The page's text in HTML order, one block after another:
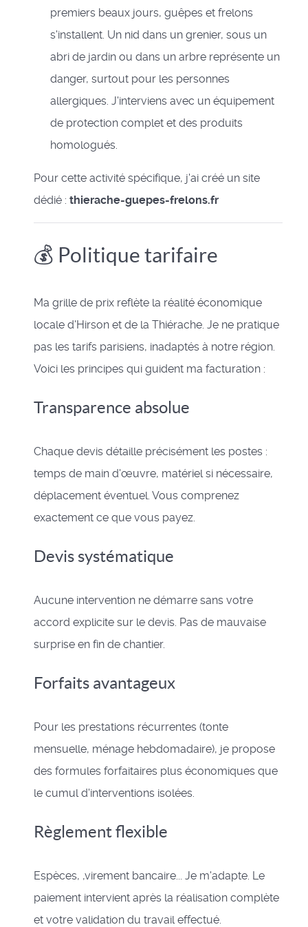
premiers beaux jours, guêpes et frelons
s'installent. Un nid dans un grenier, sous un
abri de jardin ou dans un arbre représente un
danger, surtout pour les personnes
allergiques. J'interviens avec un équipement
de protection complet et des produits
homologués.
Pour cette activité spécifique, j'ai créé un site
dédié : thierache-guepes-frelons.fr
💰 Politique tarifaire
Ma grille de prix reflète la réalité économique
locale d'Hirson et de la Thiérache. Je ne pratique
pas les tarifs parisiens, inadaptés à notre région.
Voici les principes qui guident ma facturation :
Transparence absolue
Chaque devis détaille précisément les postes :
temps de main d'œuvre, matériel si nécessaire,
déplacement éventuel. Vous comprenez
exactement ce que vous payez.
Devis systématique
Aucune intervention ne démarre sans votre
accord explicite sur le devis. Pas de mauvaise
surprise en fin de chantier.
Forfaits avantageux
Pour les prestations récurrentes (tonte
mensuelle, ménage hebdomadaire), je propose
des formules forfaitaires plus économiques que
le cumul d'interventions isolées.
Règlement flexible
Espèces, ,virement bancaire... Je m'adapte. Le
paiement intervient après la réalisation complète
et votre validation du travail effectué.